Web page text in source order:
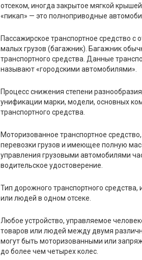
отсеком, иногда закрытое мягкой
«пикап» — это полноприводные
Пассажирское транспортное средство
малых грузов (багажник). Багажник
транспортного средства. Данные
называют «городскими автомобилями».
Процесс снижения степени
унификации марки, модели, основных
транспортного средства.
Моторизованное транспортное
перевозки грузов и имеющее полную
управления грузовыми автомобилями
водительское удостоверение.
Тип дорожного транспортного средства,
или людей в одном отсеке.
Любое устройство, управляемое
товаров или людей между двумя
могут быть моторизованными или
до более чем четырех колес.